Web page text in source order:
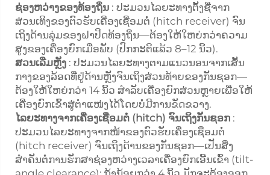
ຊ່ອງຫວ່າງຂອງທ້ອງຖິ່ນ : ປະມວນໄລຍະທາງຕັ້ງຊື່ຈາກ
ສ່ວນເທິງຂອງຕົວຮັບເຄື່ອງເຊື່ອມຕໍ່ (hitch receiver) ຈົນ
ເຖິງດ້ານລຸ່ມຂອງຝາປິດທ້ອງຖິ່ນ—ຕ້ອງໃຫ້ໃຫຍ່ກວ່າຄວາມ
ສູງຂອງເຄື່ອງຍົກເມື່ອພັບ (ປົກກະຕິແລ້ວ 8–12 ນິ້ວ).
ສວນເລີ່ມຫຼັງ : ປະມວນໄລຍະທາງຕາມແນວນອນຈາກເສັ້ນ
ກາງຂອງລ້ອດທີ່ຢູ່ດ້ານຫຼັງຈົນເຖິງສ່ວນທ້າຍຂອງກັນຊອກ—
ຕ້ອງໃຫ້ໃຫຍ່ກວ່າ 14 ນິ້ວ ສຳລັບເຄື່ອງຍົກສ່ວນຫຼາຍເພື່ອໃຫ້
ເຄື່ອງຍົກເຂົ້າສູ່ຕຳແໜ່ງໄດ້ໂດຍບໍ່ມີການຂັດຂວາງ.
ໄລຍະທາງຈາກເຄື່ອງເຊື່ອມຕໍ່ (hitch) ຈົນເຖິງກັນຊອກ :
ປະມວນໄລຍະທາງຈາກໜ້າຂອງຕົວຮັບເຄື່ອງເຊື່ອມຕໍ່
(hitch receiver) ຈົນເຖິງດ້ານຂອງກັນຊອກ—ເປັນສິ່ງ
ສຳຄັນຕໍ່ການຮັກສາຊ່ອງຫວ່າງເວລາເຄື່ອງຍົກເອີ້ນເຂົ້າ (tilt-